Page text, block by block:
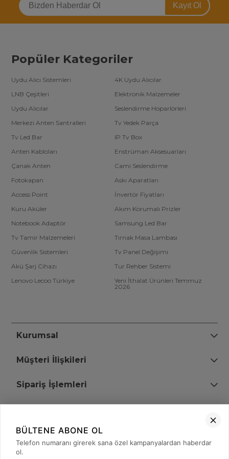
yardım alabilirsiniz.
Kayıt Ol
Popüler Kategoriler
Uydu Alıcı Sistemleri
4K Uydu Alıcılar
LNB Çeşitleri
Elektronik Malzemeler
Uydu Alıcılar
Seslendirme Hoparlörleri
Merkezi Anten Santralleri
Tv Yedek Parça
Tv Led Bar
IP Tv Box
Anten Kabloları
Enstrüman Aksesuarları
Çanak Anten
Cami Seslendirme
Fotokapan
Askı Aparatları
Access Point
İnvertör Fiyatları
Kuru Aküler
Akım Korumalı Prizler
Notebook Adaptör
Samsung Led Bar
Tv Tamir Malzemeleri
Tırnak Masa Lambası
Güvenlik Sistemleri
Tv Panel Değişimi
Akü Şarj Cihazı
Tur Rehber Sistemi
Lenovo Lecoo Türkiye
Yeni İthalat Ürünleri Temmuz
2026
Kurumsal
Müşteri İlişkileri
Sipariş İşlemleri
+90 (850) 473 08 08
BÜLTENE ABONE OL
Telefon numaranı girerek sana özel kampanyalardan haberdar
ol.